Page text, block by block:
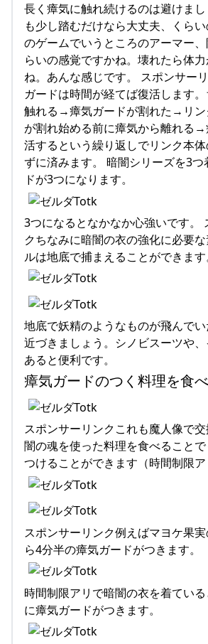
長く瘴気に触れ続けるのは避けま
も少し踏むだけなら大丈夫、くら
のゲームでいうところのアーマー、
らいの感覚ですかね。壊れたら体
ね。あんな感じです。 スポンサー
ガードは時間が経てば復活します
触れる→瘴気ガードが割れた→リン
が割れ始める前に瘴気から離れる
活するという繰り返しでリンク本
ずに済みます。 暗闇シリーズを3つ
ドが3つになります。
3つになるとなかなか心強いです。
クちなみに暗闇の衣の強化に必要
ルは地底で捕まえることができます
地底で妖精のようなものが飛んで
近づきましょう。シノビスーツや
あると便利です。
瘴気ガードのつく料理を食
スポンサーリンクこれも魔人像で交
闇の魂を使った料理を食べること
つけることができます（時間制限ア
スポンサーリンク例えばマヨケ果
ら4分半の瘴気ガードがつきます。
時間制限アリで暗闇の衣を着てい
に瘴気ガードがつきます。